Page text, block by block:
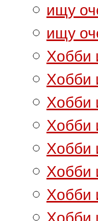
ищу
ищу
Хобби
Хобби
Хобби
Хобби
Хобби
Хобби
Хобби
Хобби